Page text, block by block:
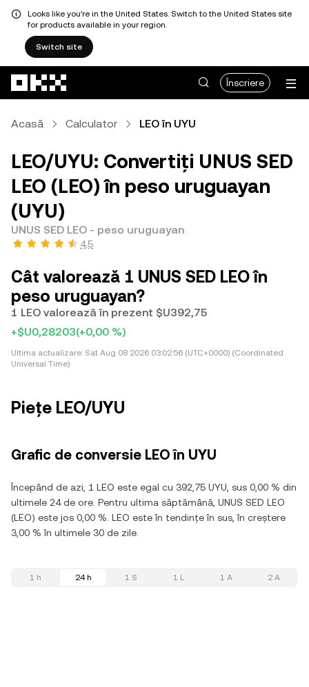
Looks like you're in the United States. Switch to the United States site
for products available in your region.
Switch site
Înscriere
Acasă Calculator LEO în UYU
LEO/UYU: Convertiți UNUS SED
LEO (LEO) în peso uruguayan
(UYU)
UNUS SED LEO - peso uruguayan
4,5
Cât valorează 1 UNUS SED LEO în
peso uruguayan?
1 LEO valorează în prezent $U392,75
+$U0,28203(+0,00 %)
Ultima actualizare: Sat Aug 08 2026 03:02:56 (UTC+0000) (Coordinated
Universal Time)
Piețe LEO/UYU
Grafic de conversie LEO în UYU
Începând de azi, 1 LEO este egal cu 392,75 UYU, sus 0,00 % din
ultimele 24 de ore. Pentru ultima săptămână, UNUS SED LEO
(LEO) este jos 0,00 %. LEO este în tendințe în sus, în creștere
3,00 % în ultimele 30 de zile.
1 h 24 h 1 S 1 L 1 A 2 A